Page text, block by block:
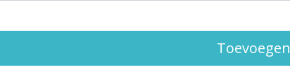
Toevoegen